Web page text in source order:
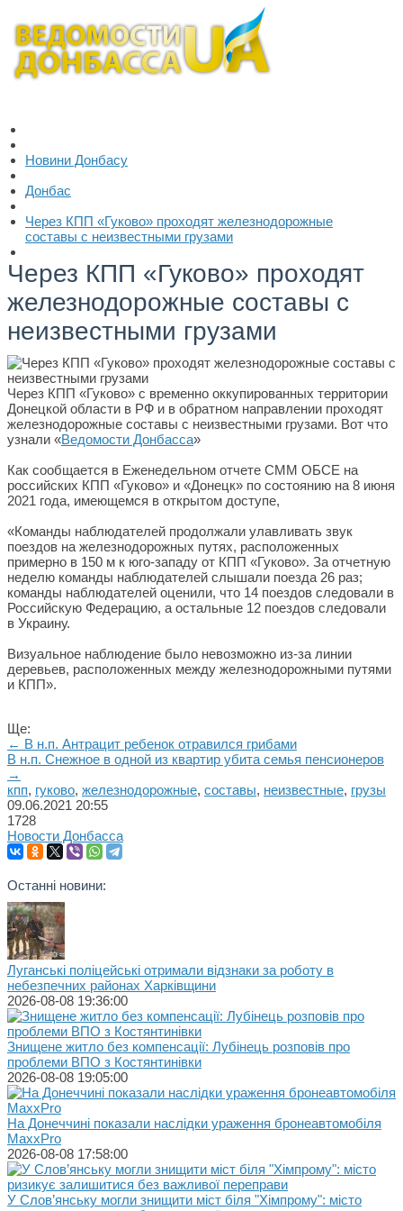
Новини Донбасу
Донбас
Через КПП «Гуково» проходят железнодорожные
составы с неизвестными грузами
Через КПП «Гуково» проходят
железнодорожные составы с
неизвестными грузами
Через КПП «Гуково» с временно оккупированных территории
Донецкой области в РФ и в обратном направлении проходят
железнодорожные составы с неизвестными грузами. Вот что
узнали «Ведомости Донбасса»
Как сообщается в Еженедельном отчете СММ ОБСЕ на
российских КПП «Гуково» и «Донецк» по состоянию на 8 июня
2021 года, имеющемся в открытом доступе,
«Команды наблюдателей продолжали улавливать звук
поездов на железнодорожных путях, расположенных
примерно в 150 м к юго-западу от КПП «Гуково». За отчетную
неделю команды наблюдателей слышали поезда 26 раз;
команды наблюдателей оценили, что 14 поездов следовали в
Российскую Федерацию, а остальные 12 поездов следовали
в Украину.
Визуальное наблюдение было невозможно из-за линии
деревьев, расположенных между железнодорожными путями
и КПП».
Ще:
← В н.п. Антрацит ребенок отравился грибами
В н.п. Снежное в одной из квартир убита семья пенсионеров
→
кпп, гуково, железнодорожные, составы, неизвестные, грузы
09.06.2021 20:55
1728
Новости Донбасса
Останні новини:
Луганські поліцейські отримали відзнаки за роботу в
небезпечних районах Харківщини
2026-08-08 19:36:00
Знищене житло без компенсації: Лубінець розповів про
проблеми ВПО з Костянтинівки
2026-08-08 19:05:00
На Донеччині показали наслідки ураження бронеавтомобіля
MaxxPro
2026-08-08 17:58:00
У Слов’янську могли знищити міст біля "Хімпрому": місто